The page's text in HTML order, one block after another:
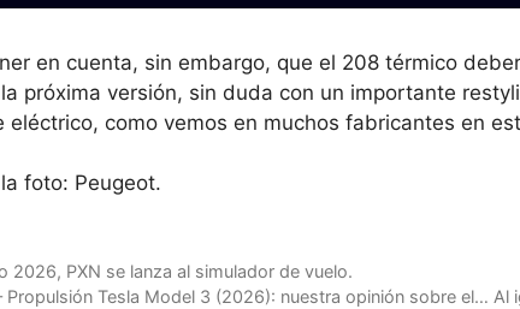
en cuenta, sin embargo, que el 208 térmico
próxima versión, sin duda con un importante
eléctrico, como vemos en muchos fabricantes en
foto: Peugeot.
2026, PXN se lanza al simulador de vuelo.
Propulsión Tesla Model 3 (2026): nuestra opinión sobre el… Al